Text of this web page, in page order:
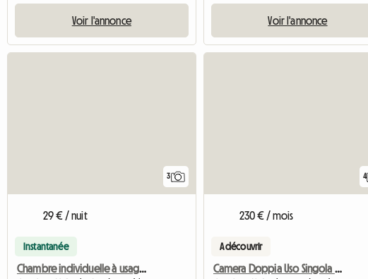
Voir l'annonce Voir l'annonce
3
29 € / nuit
Instantanée
Chambre individuelle à usage exclusif partagée avec une femme âgée
4
230 € / mois
A découvrir
Camera Doppia Uso Singola (studentesse)